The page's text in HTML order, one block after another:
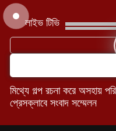
লাইভ টিভি
মিথ্যে গল্প রচনা করে অসহায়
প্রেসক্লাবে সংবাদ সম্মেলন